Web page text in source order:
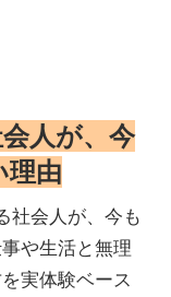
人が、今
理由
社会人が、今も
や生活と無理
実体験ベース